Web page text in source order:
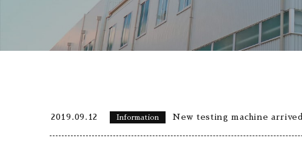
2019.09.12 Information New testing machine arrived